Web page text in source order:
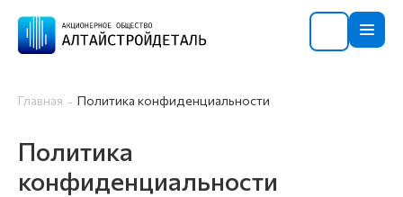
Главная Политика конфиденциальности
Политика
конфиденциальности